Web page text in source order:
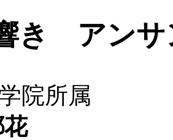
き アンサ
院所属